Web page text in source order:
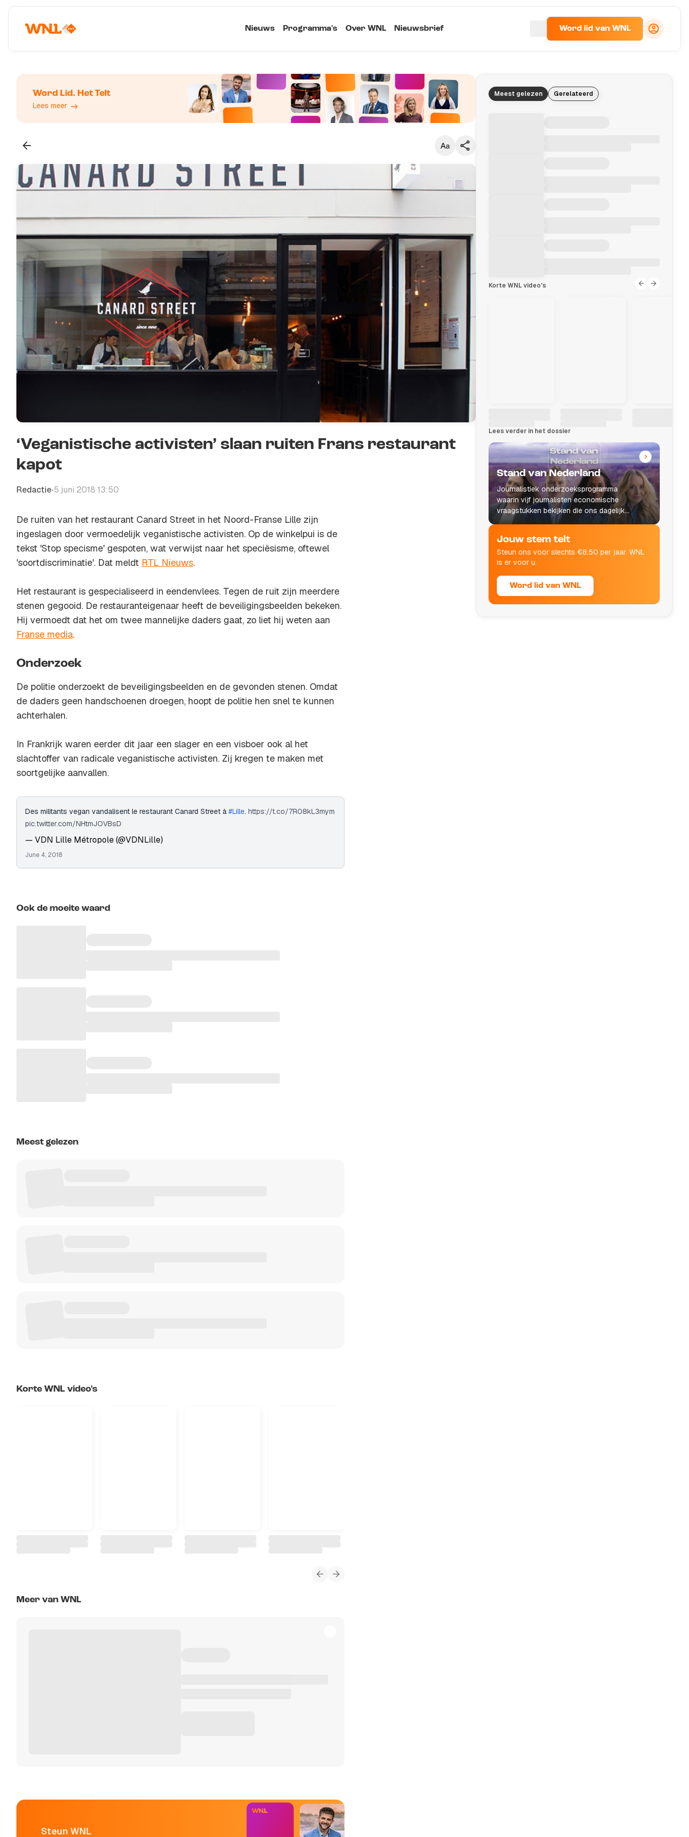
Nieuws Programma's Over WNL Nieuwsbrief Word lid van WNL
Word Lid. Het Telt
Lees meer
Klein
Kopieer link
‘Veganistische activisten’ slaan ruiten Frans restaurant
kapot
Redactie•5 juni 2018 13:50
De ruiten van het restaurant Canard Street in het Noord-Franse Lille zijn
ingeslagen door vermoedelijk veganistische activisten. Op de winkelpui is de
tekst 'Stop specisme' gespoten, wat verwijst naar het speciësisme, oftewel
'soortdiscriminatie'. Dat meldt RTL Nieuws.
Het restaurant is gespecialiseerd in eendenvlees. Tegen de ruit zijn meerdere
stenen gegooid. De restauranteigenaar heeft de beveiligingsbeelden bekeken.
Hij vermoedt dat het om twee mannelijke daders gaat, zo liet hij weten aan
Franse media.
Onderzoek
De politie onderzoekt de beveiligingsbeelden en de gevonden stenen. Omdat
de daders geen handschoenen droegen, hoopt de politie hen snel te kunnen
achterhalen.
In Frankrijk waren eerder dit jaar een slager en een visboer ook al het
slachtoffer van radicale veganistische activisten. Zij kregen te maken met
soortgelijke aanvallen.
Des militants vegan vandalisent le restaurant Canard Street à #Lille. https://t.co/7R08kL3mym
pic.twitter.com/NHtmJOVBsD
— VDN Lille Métropole (@VDNLille)
June 4, 2018
Ook de moeite waard
Meest gelezen
Korte WNL video's
Meer van WNL
Steun WNL
Meest gelezen Gerelateerd
Korte WNL video's
Lees verder in het dossier
Stand van Nederland
Journalistiek onderzoeksprogramma
waarin vijf journalisten economische
vraagstukken bekijken die ons dagelijks
leven raken.
Jouw stem telt
Steun ons voor slechts €8,50 per jaar. WNL
is er voor u.
Word lid van WNL